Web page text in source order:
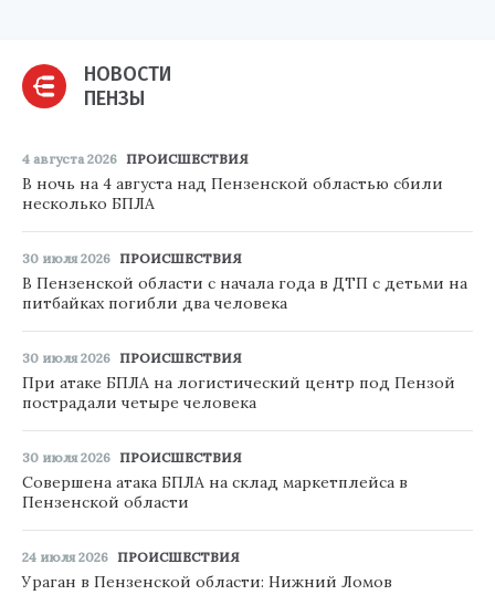
НОВОСТИ
ПЕНЗЫ
4 августа 2026 ПРОИСШЕСТВИЯ
В ночь на 4 августа над Пензенской областью сбили
несколько БПЛА
30 июля 2026 ПРОИСШЕСТВИЯ
В Пензенской области с начала года в ДТП с детьми на
питбайках погибли два человека
30 июля 2026 ПРОИСШЕСТВИЯ
При атаке БПЛА на логистический центр под Пензой
пострадали четыре человека
30 июля 2026 ПРОИСШЕСТВИЯ
Совершена атака БПЛА на склад маркетплейса в
Пензенской области
24 июля 2026 ПРОИСШЕСТВИЯ
Ураган в Пензенской области: Нижний Ломов